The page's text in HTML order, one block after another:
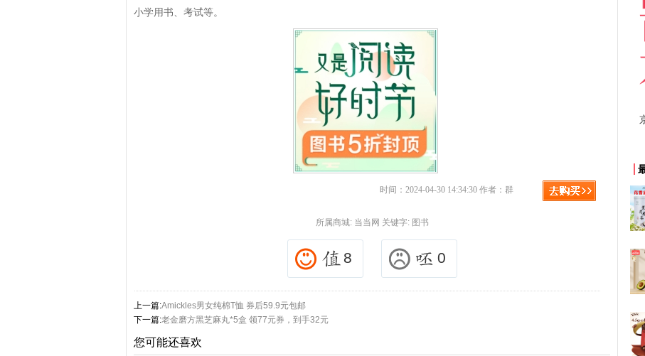
小学用书、考试等。
时间：2024-04-30 14:34:30 作者：群
所属商城: 当当网 关键字: 图书
8 0
上一篇:Amickles男女纯棉T恤 券后59.9元包邮
下一篇:老金磨方黑芝麻丸*5盒 领77元券，到手32元
您可能还喜欢
淘宝优惠券+淘宝返利 京东优惠券与京东返利红包！